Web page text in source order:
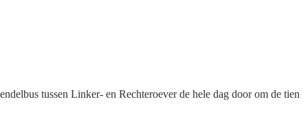
tussen Linker- en Rechteroever de hele dag door om de tien